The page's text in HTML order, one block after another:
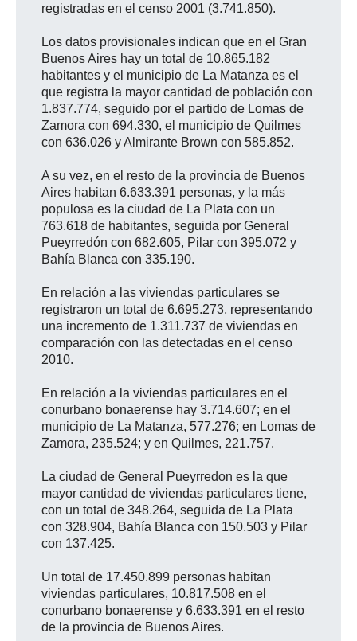
registradas en el censo 2001 (3.741.850).
Los datos provisionales indican que en el Gran
Buenos Aires hay un total de 10.865.182
habitantes y el municipio de La Matanza es el
que registra la mayor cantidad de población con
1.837.774, seguido por el partido de Lomas de
Zamora con 694.330, el municipio de Quilmes
con 636.026 y Almirante Brown con 585.852.
A su vez, en el resto de la provincia de Buenos
Aires habitan 6.633.391 personas, y la más
populosa es la ciudad de La Plata con un
763.618 de habitantes, seguida por General
Pueyrredón con 682.605, Pilar con 395.072 y
Bahía Blanca con 335.190.
En relación a las viviendas particulares se
registraron un total de 6.695.273, representando
una incremento de 1.311.737 de viviendas en
comparación con las detectadas en el censo
2010.
En relación a la viviendas particulares en el
conurbano bonaerense hay 3.714.607; en el
municipio de La Matanza, 577.276; en Lomas de
Zamora, 235.524; y en Quilmes, 221.757.
La ciudad de General Pueyrredon es la que
mayor cantidad de viviendas particulares tiene,
con un total de 348.264, seguida de La Plata
con 328.904, Bahía Blanca con 150.503 y Pilar
con 137.425.
Un total de 17.450.899 personas habitan
viviendas particulares, 10.817.508 en el
conurbano bonaerense y 6.633.391 en el resto
de la provincia de Buenos Aires.